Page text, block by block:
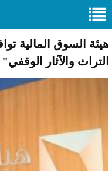
هيئة السوق المالية
التراث والآثار الوقفي"